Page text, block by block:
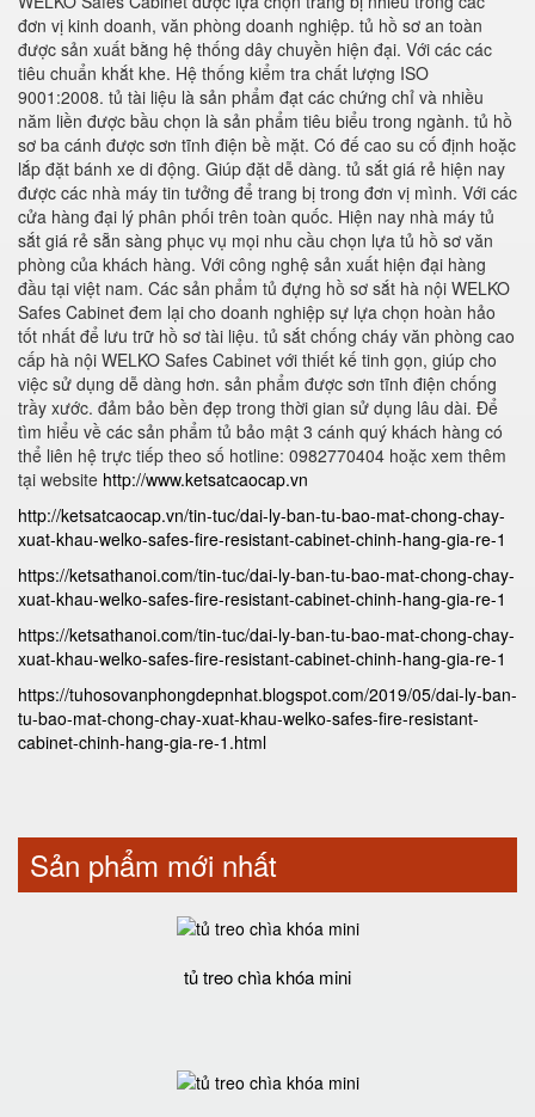
đơn vị kinh doanh, văn phòng doanh nghiệp. tủ hồ sơ an toàn
được sản xuất bằng hệ thống dây chuyền hiện đại. Với các các
tiêu chuẩn khắt khe. Hệ thống kiểm tra chất lượng ISO
9001:2008. tủ tài liệu là sản phẩm đạt các chứng chỉ và nhiều
năm liền được bầu chọn là sản phẩm tiêu biểu trong ngành. tủ hồ
sơ ba cánh được sơn tĩnh điện bề mặt. Có đế cao su cố định hoặc
lắp đặt bánh xe di động. Giúp đặt dễ dàng. tủ sắt giá rẻ hiện nay
được các nhà máy tin tưởng để trang bị trong đơn vị mình. Với các
cửa hàng đại lý phân phối trên toàn quốc. Hiện nay nhà máy tủ
sắt giá rẻ sẵn sàng phục vụ mọi nhu cầu chọn lựa tủ hồ sơ văn
phòng của khách hàng. Với công nghệ sản xuất hiện đại hàng
đầu tại việt nam. Các sản phẩm tủ đựng hồ sơ sắt hà nội WELKO
Safes Cabinet đem lại cho doanh nghiệp sự lựa chọn hoàn hảo
tốt nhất để lưu trữ hồ sơ tài liệu. tủ sắt chống cháy văn phòng cao
cấp hà nội WELKO Safes Cabinet với thiết kế tinh gọn, giúp cho
việc sử dụng dễ dàng hơn. sản phẩm được sơn tĩnh điện chống
trầy xước. đảm bảo bền đẹp trong thời gian sử dụng lâu dài. Để
tìm hiểu về các sản phẩm tủ bảo mật 3 cánh quý khách hàng có
thể liên hệ trực tiếp theo số hotline: 0982770404 hoặc xem thêm
tại website http://www.ketsatcaocap.vn
http://ketsatcaocap.vn/tin-tuc/dai-ly-ban-tu-bao-mat-chong-chay-
xuat-khau-welko-safes-fire-resistant-cabinet-chinh-hang-gia-re-1
https://ketsathanoi.com/tin-tuc/dai-ly-ban-tu-bao-mat-chong-chay-
xuat-khau-welko-safes-fire-resistant-cabinet-chinh-hang-gia-re-1
https://ketsathanoi.com/tin-tuc/dai-ly-ban-tu-bao-mat-chong-chay-
xuat-khau-welko-safes-fire-resistant-cabinet-chinh-hang-gia-re-1
https://tuhosovanphongdepnhat.blogspot.com/2019/05/dai-ly-ban-
tu-bao-mat-chong-chay-xuat-khau-welko-safes-fire-resistant-
cabinet-chinh-hang-gia-re-1.html
Sản phẩm mới nhất
tủ treo chìa khóa mini